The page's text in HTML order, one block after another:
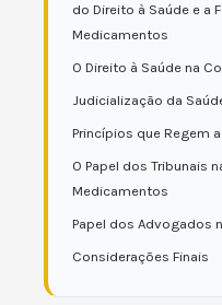
do Direito à Saúde e a
Medicamentos
O Direito à Saúde na
Judicialização da
Princípios que Regem
O Papel dos Tribunais
Medicamentos
Papel dos Advogados
Considerações Finais